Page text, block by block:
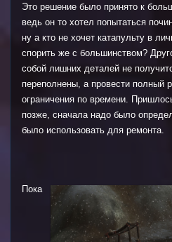
Это решение было принято к
ведь он то хотел попытаться
ну а кто не хочет катапульту в
спорить же с большинством?
собой лишних деталей не
переполнены, а провести полный
ограничения по времени.
позже, сначала надо было
было использовать для ремонта.
Пока